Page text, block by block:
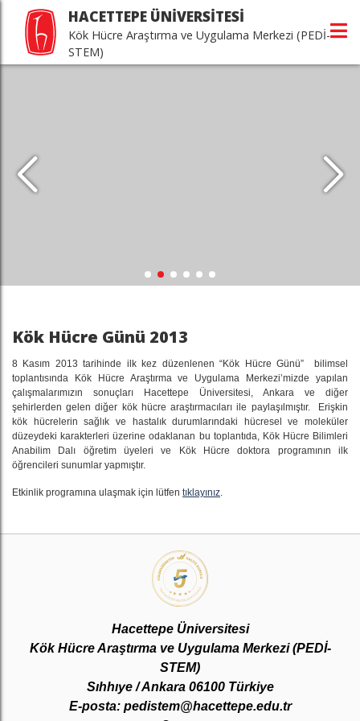
HACETTEPE ÜNİVERSİTESİ
Kök Hücre Araştırma ve Uygulama Merkezi (PEDİ-
STEM)
Kök Hücre Günü 2013
8 Kasım 2013 tarihinde ilk kez düzenlenen “Kök Hücre Günü” bilimsel
toplantısında Kök Hücre Araştırma ve Uygulama Merkezi’mizde yapılan
çalışmalarımızın sonuçları Hacettepe Üniversitesi, Ankara ve diğer
şehirlerden gelen diğer kök hücre araştırmacıları ile paylaşılmıştır. Erişkin
kök hücrelerin sağlık ve hastalık durumlarındaki hücresel ve moleküler
düzeydeki karakterleri üzerine odaklanan bu toplantıda, Kök Hücre Bilimleri
Anabilim Dalı öğretim üyeleri ve Kök Hücre doktora programının ilk
öğrencileri sunumlar yapmıştır.
Etkinlik programına ulaşmak için lütfen tıklayınız.
Hacettepe Üniversitesi
Kök Hücre Araştırma ve Uygulama Merkezi (PEDİ-
STEM)
Sıhhıye / Ankara 06100 Türkiye
E-posta: pedistem@hacettepe.edu.tr